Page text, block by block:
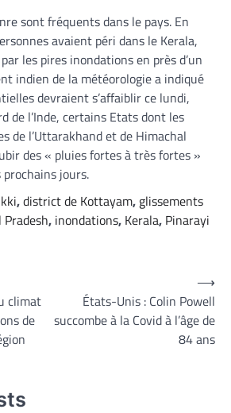
sont fréquents dans le pays. En
avaient péri dans le Kerala,
les pires inondations en près d’un
indien de la météorologie a indiqué
devraient s’affaiblir ce lundi,
de l’Inde, certains Etats dont les
de l’Uttarakhand et de Himachal
des « pluies fortes à très fortes »
jours.
,district de Kottayam, glissements
, inondations, Kerala, Pinarayi
climat
de
États-Unis : Colin Powell
succombe à la Covid à l’âge de
84 ans
⟶